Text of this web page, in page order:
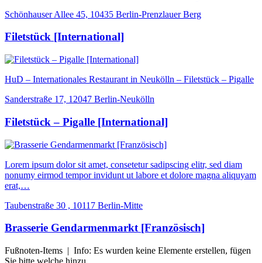
Schönhauser Allee 45, 10435 Berlin-Prenzlauer Berg
Filetstück [International]
HuD – Internationales Restaurant in Neukölln – Filetstück – Pigalle
Sanderstraße 17, 12047 Berlin-Neukölln
Filetstück – Pigalle [International]
Lorem ipsum dolor sit amet, consetetur sadipscing elitr, sed diam
nonumy eirmod tempor invidunt ut labore et dolore magna aliquyam
erat,…
Taubenstraße 30 , 10117 Berlin-Mitte
Brasserie Gendarmenmarkt [Französisch]
Fußnoten-Items | Info: Es wurden keine Elemente erstellen, fügen
Sie bitte welche hinzu.